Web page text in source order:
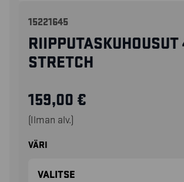
15221645
RIIPPUTASKUHOUSUT
STRETCH
159,00 €
(Ilman alv.)
VÄRI